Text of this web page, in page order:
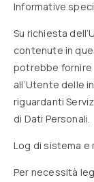
Informative
Su richiesta
contenute in
potrebbe fornire
all’Utente delle
riguardanti
di Dati Personali.
Log di sistema e
Per necessità